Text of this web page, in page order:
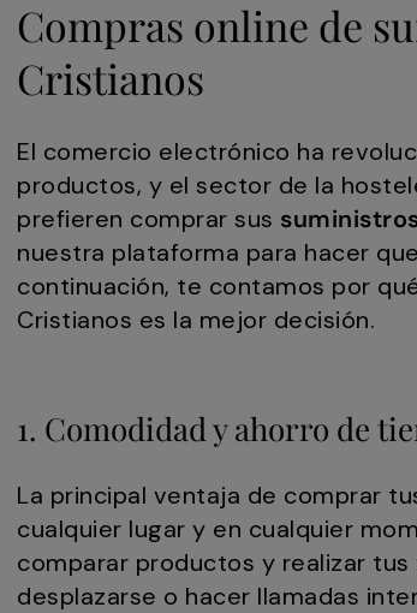
Compras online de
Cristianos
El comercio electrónico ha
productos, y el sector de la
prefieren comprar sus
nuestra plataforma para hacer
continuación, te contamos por
Cristianos es la mejor decisión.
1. Comodidad y ahorro de
La principal ventaja de comprar
cualquier lugar y en cualquier
comparar productos y realizar
desplazarse o hacer llamadas